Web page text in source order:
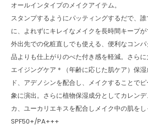
オールインタイプのメイクアイテム。
スタンプするようにパッティングするだで、
に、よれずにキレイなメイクを長時間キープが
外出先での化粧直しでも使える、便利なコン
品よりも仕上がりのべた付き感を軽減。さら
エイジングケア＊（年齢に応じた肌ケア）保
ド、アデノシンを配合し、メイクすることで
象に演出。さらに植物保湿成分としてカレン
カ、ユーカリエキスを配合しメイク中の肌をし
SPF50+/PA+++